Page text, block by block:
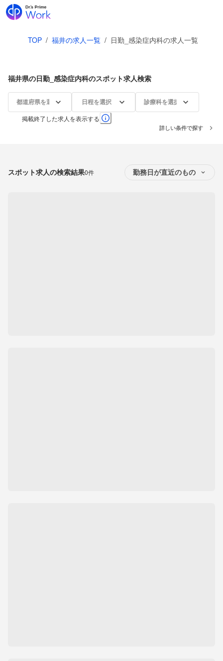
TOP / 福井の求人一覧 / 日勤_感染症内科の求人一覧
福井県の日勤_感染症内科のスポット求人検索
都道府県を選択 日程を選択 診療科を選択
掲載終了した求人を表示する
詳しい条件で探す
スポット求人の検索結果0件 勤務日が直近のもの